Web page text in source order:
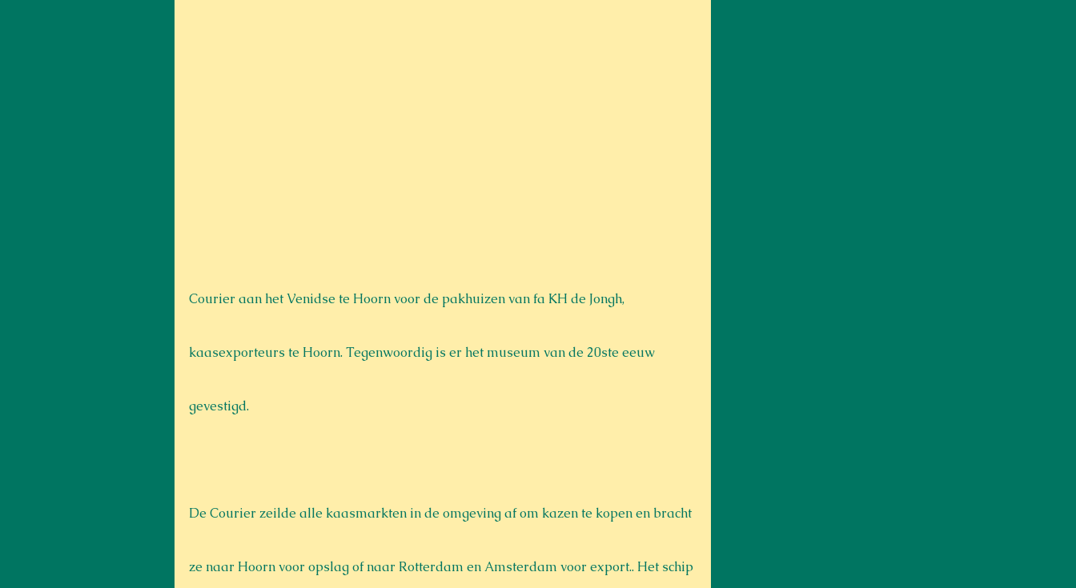
Courier aan het Venidse te Hoorn voor de pakhuizen van fa KH de Jongh,
kaasexporteurs te Hoorn. Tegenwoordig is er het museum van de 20ste eeuw
gevestigd.
De Courier zeilde alle kaasmarkten in de omgeving af om kazen te kopen en bracht
ze naar Hoorn voor opslag of naar Rotterdam en Amsterdam voor export.. Het schip